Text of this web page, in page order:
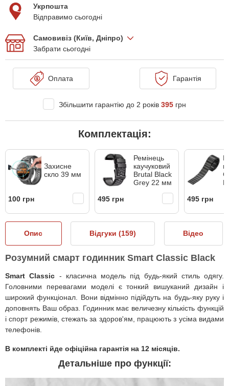
Укрпошта
Відправимо сьогодні
Самовивіз (Київ, Дніпро)
Забрати сьогодні
Оплата Гарантія
Збільшити гарантію до 2 років 395 грн
Комплектація:
Захисне
скло 39 мм
100 грн
Ремінець
каучуковий
Brutal Black
Grey 22 мм
495 грн 495 грн
Опис Відгуки (159) Відео
Розумний смарт годинник Smart Classic Black
Smart Classic - класична модель під будь-який стиль одягу.
Головними перевагами моделі є тонкий вишуканий дизайн і
широкий функціонал. Вони відмінно підійдуть на будь-яку руку і
доповнять Ваш образ. Годинник має величезну кількість функцій
і спорт режимів, стежать за здоров'ям, працюють з усіма видами
телефонів.
В комплекті йде офіційна гарантія на 12 місяців.
Детальніше про функції: